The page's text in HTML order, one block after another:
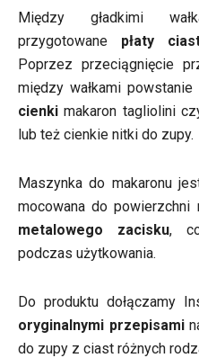
Między gładkimi
przygotowane płaty
Poprzez przeciągnięcie
między wałkami powstanie
cienki makaron tagliolini
lub też cienkie nitki do zupy.
Maszynka do makaronu
mocowana do
metalowego zacisku,
podczas użytkowania.
Do produktu dołączamy
oryginalnymi przepisami
do zupy z ciast różnych